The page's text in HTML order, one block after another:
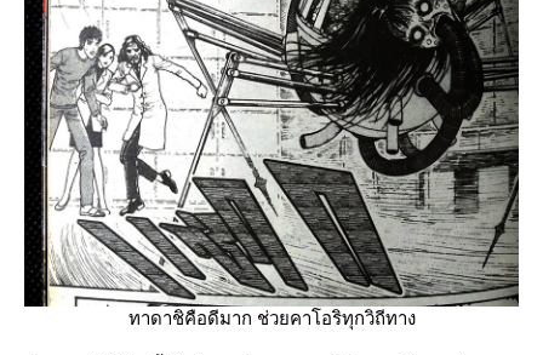
ทาดาชิคือดีมาก ช่วยคาโอริทุกวิถีทาง